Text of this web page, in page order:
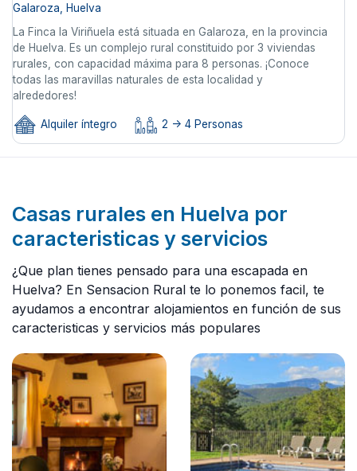
Galaroza, Huelva
La Finca la Viriñuela está situada en Galaroza, en la provincia
de Huelva. Es un complejo rural constituido por 3 viviendas
rurales, con capacidad máxima para 8 personas. ¡Conoce
todas las maravillas naturales de esta localidad y
alrededores!
Alquiler íntegro 2 -> 4 Personas
Casas rurales en Huelva por
caracteristicas y servicios
¿Que plan tienes pensado para una escapada en
Huelva? En Sensacion Rural te lo ponemos facil, te
ayudamos a encontrar alojamientos en función de sus
caracteristicas y servicios más populares